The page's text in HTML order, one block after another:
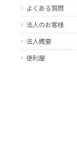
よくある質問
法人のお客様
法人概要
便利屋